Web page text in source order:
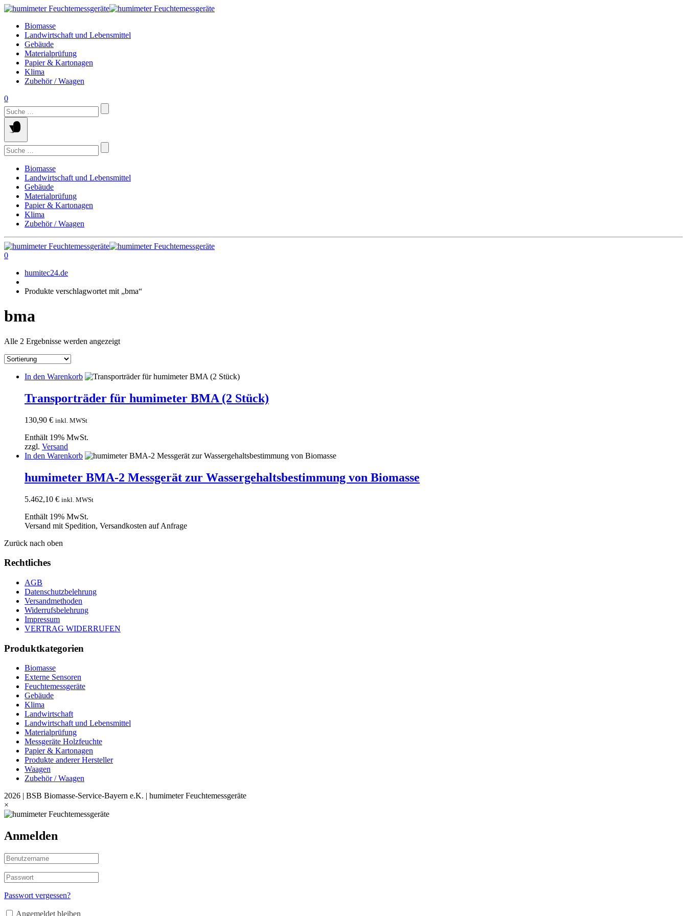
Springe
Inhalt
Biomasse
Landwirtschaft und Lebensmittel
Gebäude
Materialprüfung
Papier & Kartonagen
Klima
Zubehör / Waagen
0
Suchen
nach:
Suchen
nach:
Biomasse
Landwirtschaft und Lebensmittel
Gebäude
Materialprüfung
Papier & Kartonagen
Klima
Zubehör / Waagen
0
humitec24.de
Produkte verschlagwortet mit „bma“
bma
Alle 2 Ergebnisse werden angezeigt
In den Warenkorb
Transporträder für humimeter BMA (2 Stück)
130,90 € inkl. MWSt
Enthält 19% MwSt.
zzgl. Versand
In den Warenkorb
humimeter BMA-2 Messgerät zur Wassergehaltsbestimmung von Biomasse
5.462,10 € inkl. MWSt
Enthält 19% MwSt.
Versand mit Spedition, Versandkosten auf Anfrage
Zurück nach oben
Rechtliches
AGB
Datenschutzbelehrung
Versandmethoden
Widerrufsbelehrung
Impressum
VERTRAG WIDERRUFEN
Produktkategorien
Biomasse
Externe Sensoren
Feuchtemessgeräte
Gebäude
Klima
Landwirtschaft
Landwirtschaft und Lebensmittel
Materialprüfung
Messgeräte Holzfeuchte
Papier & Kartonagen
Produkte anderer Hersteller
Waagen
Zubehör / Waagen
2026 | BSB Biomasse-Service-Bayern e.K. | humimeter Feuchtemessgeräte
×
Anmelden
Passwort vergessen?
Angemeldet bleiben